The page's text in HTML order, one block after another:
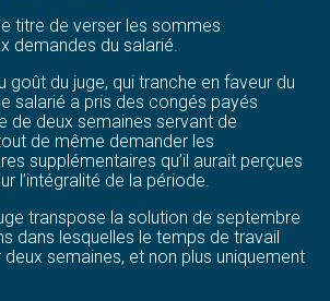
titre de verser les sommes
demandes du salarié.
goût du juge, qui tranche en faveur du
salarié a pris des congés payés
de deux semaines servant de
de même demander les
supplémentaires qu’il aurait perçues
l’intégralité de la période.
transpose la solution de septembre
dans lesquelles le temps de travail
semaines, et non plus uniquement